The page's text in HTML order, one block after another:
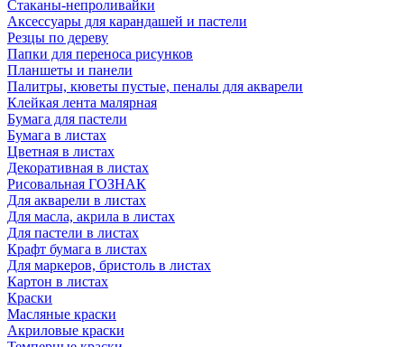
Стаканы-непроливайки
Аксессуары для карандашей и пастели
Резцы по дереву
Папки для переноса рисунков
Планшеты и панели
Палитры, кюветы пустые, пеналы для акварели
Клейкая лента малярная
Бумага для пастели
Бумага в листах
Цветная в листах
Декоративная в листах
Рисовальная ГОЗНАК
Для акварели в листах
Для масла, акрила в листах
Для пастели в листах
Крафт бумага в листах
Для маркеров, бристоль в листах
Картон в листах
Краски
Масляные краски
Акриловые краски